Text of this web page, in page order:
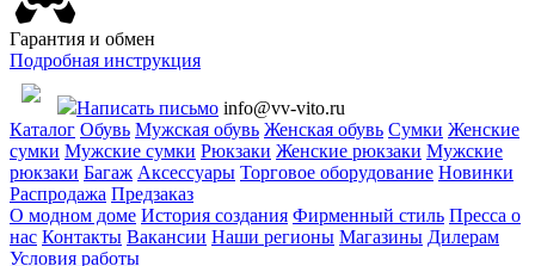
Гарантия и обмен
Подробная инструкция
Написать письмо info@vv-vito.ru
Каталог Обувь Мужская обувь Женская обувь Сумки Женские
сумки Мужские сумки Рюкзаки Женские рюкзаки Мужские
рюкзаки Багаж Аксессуары Торговое оборудование Новинки
Распродажа Предзаказ
О модном доме История создания Фирменный стиль Пресса о
нас Контакты Вакансии Наши регионы Магазины Дилерам
Условия работы